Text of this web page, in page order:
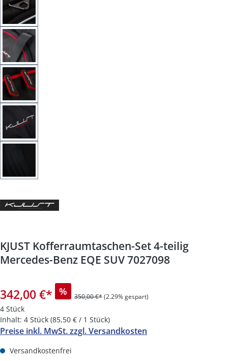
KJUST Kofferraumtaschen-Set 4-teilig
Mercedes-Benz EQE SUV 7027098
342,00 €* % 350,00 €*(2.29% gespart)
4 Stück
Inhalt: 4 Stück (85,50 € / 1 Stück)
Preise inkl. MwSt. zzgl. Versandkosten
Versandkostenfrei